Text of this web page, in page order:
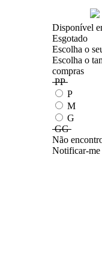
Disponível
Esgotado
Escolha o
Escolha o
compras
PP
P
M
G
GG
Não
Notificar-me